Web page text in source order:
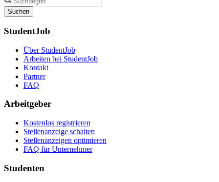
Suchen
StudentJob
Über StudentJob
Arbeiten bei StudentJob
Kontakt
Partner
FAQ
Arbeitgeber
Kostenlos registrieren
Stellenanzeige schalten
Stellenanzeigen optimieren
FAQ für Unternehmer
Studenten